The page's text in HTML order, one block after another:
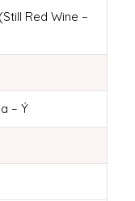
Red Wine –
– Ý